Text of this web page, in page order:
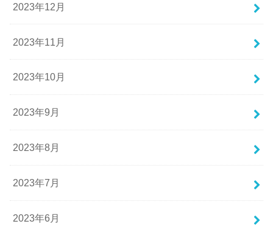
2023年12月
2023年11月
2023年10月
2023年9月
2023年8月
2023年7月
2023年6月